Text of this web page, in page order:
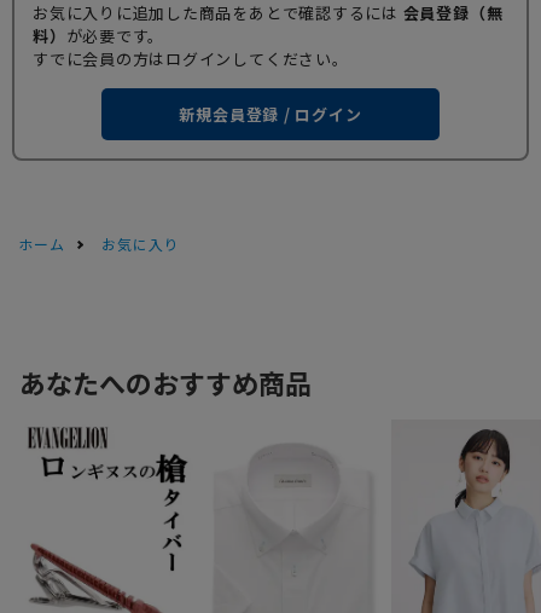
お気に入りに追加した商品をあとで確認するには 会員登録（無
料） が必要です。
すでに会員の方はログインしてください。
新規会員登録 / ログイン
ホーム お気に入り